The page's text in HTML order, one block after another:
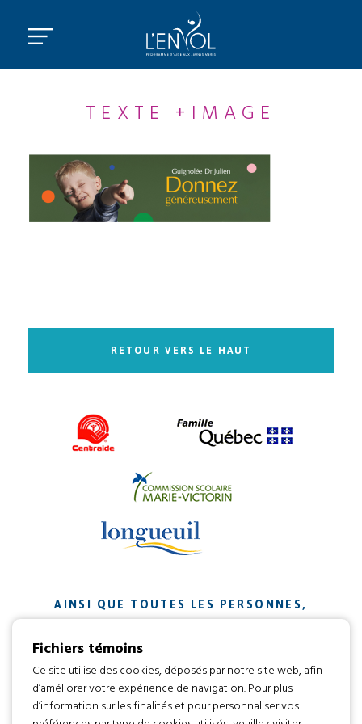
TEXTE +IMAGE
RETOUR VERS LE HAUT
AINSI QUE TOUTES LES PERSONNES,
ORGANISMES ET ENTREPRISES QUI ONT
CONTRIBUÉ À NOTRE MISSION.
Développement web par
Fichiers témoins
Ce site utilise des cookies, déposés par notre site web, afin
d’améliorer votre expérience de navigation. Pour plus
d’information sur les finalités et pour personnaliser vos